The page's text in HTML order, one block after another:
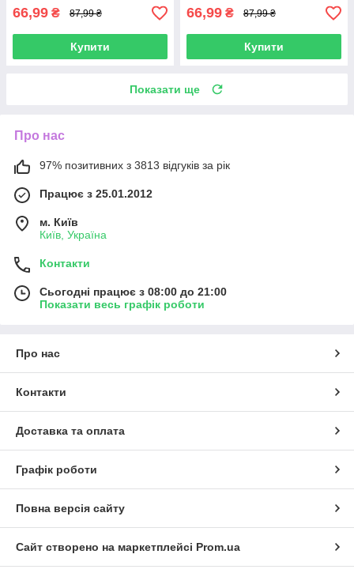
66,99 ₴ 87,99 ₴
Купити
66,99 ₴ 87,99 ₴
Купити
Показати ще
Про нас
97% позитивних з 3813 відгуків за рік
Працює з 25.01.2012
м. Київ
Київ, Україна
Контакти
Сьогодні працює з 08:00 до 21:00
Показати весь графік роботи
Про нас
Контакти
Доставка та оплата
Графік роботи
Повна версія сайту
Сайт створено на маркетплейсі Prom.ua